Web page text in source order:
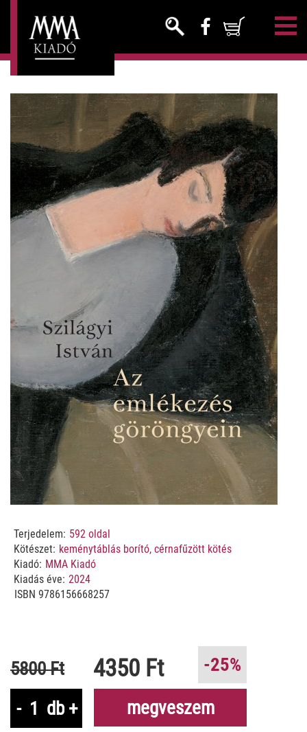
Terjedelem: 592oldal
Kötészet: keménytáblás borító, cérnafűzött kötés
Kiadó: MMA Kiadó
Kiadás éve: 2024
ISBN 9786156668257
5800 Ft 4350 Ft
-25%
-
db + megveszem